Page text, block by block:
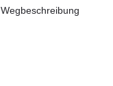
Wegbeschreibung